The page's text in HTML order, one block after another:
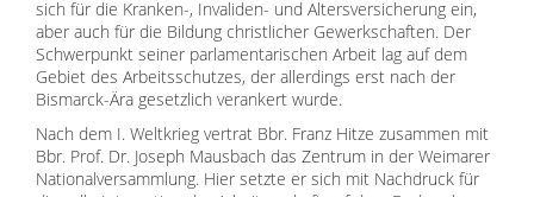
sich für die Kranken-, Invaliden- und Altersversicherung ein,
aber auch für die Bildung christlicher Gewerkschaften. Der
Schwerpunkt seiner parlamentarischen Arbeit lag auf dem
Gebiet des Arbeitsschutzes, der allerdings erst nach der
Bismarck-Ära gesetzlich verankert wurde.
Nach dem I. Weltkrieg vertrat Bbr. Franz Hitze zusammen mit
Bbr. Prof. Dr. Joseph Mausbach das Zentrum in der Weimarer
Nationalversammlung. Hier setzte er sich mit Nachdruck für